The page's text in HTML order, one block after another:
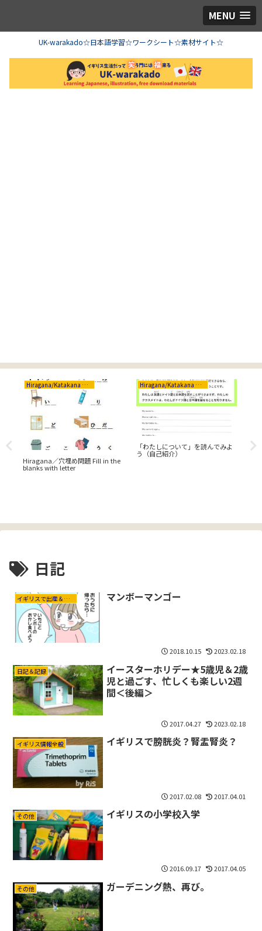
MENU
UK-warakado☆日本語学習☆ワークシート☆素材サイト☆
Hiragana/Katakana ひらがな/カタカナ
Hiragana／穴埋め問題 Fill in the
blanks with letter
Hiragana/Katakana ひらがな/カタカナ
「わたしについて」を読んでみよ
う（自己紹介）
水
日記
イギリスで出産＆育児 マンボーマンゴー
2018.10.15 2023.02.18
日記＆記録
イースターホリデー★5歳児＆2歳
児と過ごす、忙しくも楽しい2週
間＜後編＞
2017.04.27 2023.02.18
イギリス情報全般 イギリスで膀胱炎？腎盂腎炎？
2017.02.08 2017.04.01
その他 イギリスの小学校入学
2016.09.17 2017.04.05
その他 ガーデニング熱、再び。